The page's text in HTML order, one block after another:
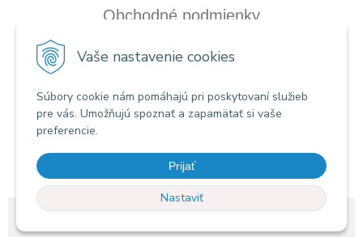
Vaše nastavenie cookies
Súbory cookie nám pomáhajú pri poskytovaní služieb
pre vás. Umožňujú spoznať a zapamätať si vaše
preferencie.
Prijať
Nastaviť
Obchodné podmienky
© 2026 Recall electronics •tvorba eshopu cez UNIobchod,webhostingspoločnosti